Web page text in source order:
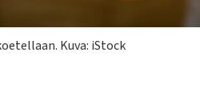
Kuva: iStock